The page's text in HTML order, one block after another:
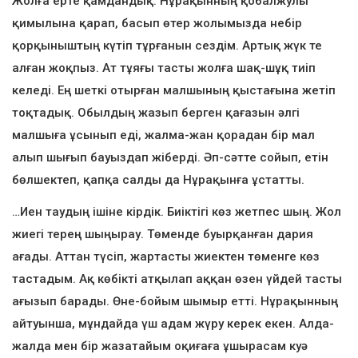
қимылына қарап, басып өтер жолымызда небір
қорқыныштың күтіп тұрғанын сездім. Артық жүк те
алған жоқпыз. Ат тұяғы тасты жолға шақ-шұқ тиіп
келеді. Ең шеткі отырған малшының қыстағына жетіп
тоқтадық. Обылдың жазып берген қағазын әлгі
малшыға ұсынып еді, жалма-жан қорадан бір мал
алып шығып бауыздап жіберді. Әп-сәтте сойып, етін
бөлшектеп, қапқа салды да Нұрақынға ұстатты.
…Иен таудың ішіне кірдік. Биіктігі көз жетпес шың. Жол
жиегі терең шыңырау. Төменде буырқанған дария
ағады. Аттан түсіп, жартасты жиектен төменге көз
тастадым. Ақ көбікті атқылап аққан өзен үйдей тасты
ағызып барады. Өне-бойым шымыр етті. Нұрақынның
айтуынша, мұндайда үш адам жүру керек екен. Алда-
жалда мен бір жазатайым оқиғаға ұшырасам куә